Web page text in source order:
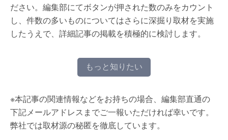
ださい。編集部にてボタンが押された数のみをカウント
し、件数の多いものについてはさらに深掘り取材を実施
したうえで、詳細記事の掲載を積極的に検討します。
もっと知りたい
※本記事の関連情報などをお持ちの場合、編集部直通の
下記メールアドレスまでご一報いただければ幸いです。
弊社では取材源の秘匿を徹底しています。